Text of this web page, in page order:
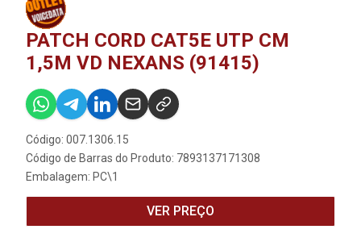
PATCH CORD CAT5E UTP CM
1,5M VD NEXANS (91415)
Código: 007.1306.15
Código de Barras do Produto: 7893137171308
Embalagem: PC\1
VER PREÇO